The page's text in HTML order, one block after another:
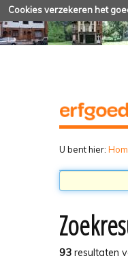
Cookies verzekeren het
U bent hier:
93 resultaten